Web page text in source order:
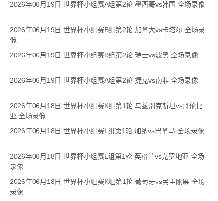
2026年06月19日 世界杯小组赛A组第2轮 墨西哥vs韩国 全场录像
2026年06月19日 世界杯小组赛B组第2轮 加拿大vs卡塔尔 全场录
像
2026年06月19日 世界杯小组赛B组第2轮 瑞士vs波黑 全场录像
2026年06月19日 世界杯小组赛A组第2轮 捷克vs南非 全场录像
2026年06月18日 世界杯小组赛K组第1轮 乌兹别克斯坦vs哥伦比
亚 全场录像
2026年06月18日 世界杯小组赛L组第1轮 加纳vs巴拿马 全场录像
2026年06月18日 世界杯小组赛L组第1轮 英格兰vs克罗地亚 全场
录像
2026年06月18日 世界杯小组赛K组第1轮 葡萄牙vs民主刚果 全场
录像